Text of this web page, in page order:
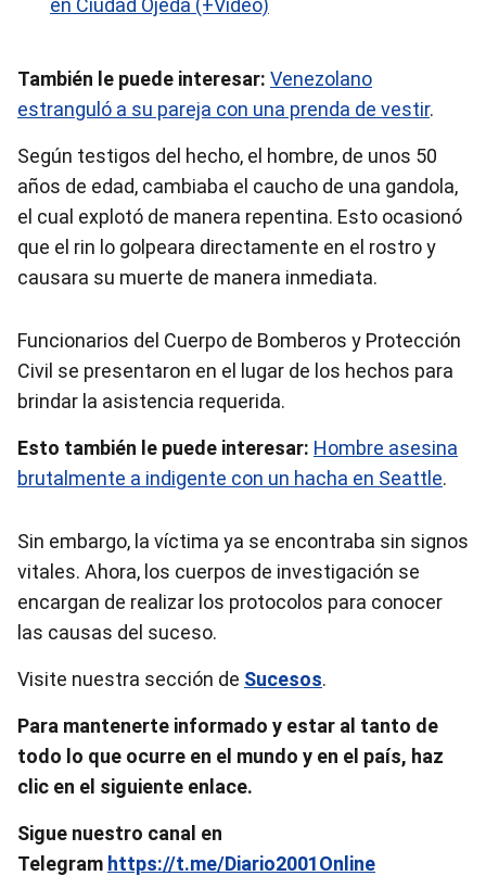
en Ciudad Ojeda (+Video)
También le puede interesar: Venezolano
estranguló a su pareja con una prenda de vestir.
Según testigos del hecho, el hombre, de unos 50
años de edad, cambiaba el caucho de una gandola,
el cual explotó de manera repentina. Esto ocasionó
que el rin lo golpeara directamente en el rostro y
causara su muerte de manera inmediata.
Funcionarios del Cuerpo de Bomberos y Protección
Civil se presentaron en el lugar de los hechos para
brindar la asistencia requerida.
Esto también le puede interesar: Hombre asesina
brutalmente a indigente con un hacha en Seattle.
Sin embargo, la víctima ya se encontraba sin signos
vitales. Ahora, los cuerpos de investigación se
encargan de realizar los protocolos para conocer
las causas del suceso.
Visite nuestra sección de Sucesos.
Para mantenerte informado y estar al tanto de
todo lo que ocurre en el mundo y en el país, haz
clic en el siguiente enlace.
Sigue nuestro canal en
Telegram https://t.me/Diario2001Online